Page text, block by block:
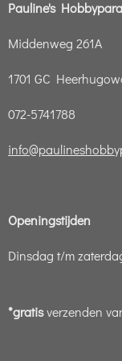
Pauline's
Middenweg 261A
1701 GC
072-5741788
Openingstijden
Dinsdag t/m
*gratisverzenden